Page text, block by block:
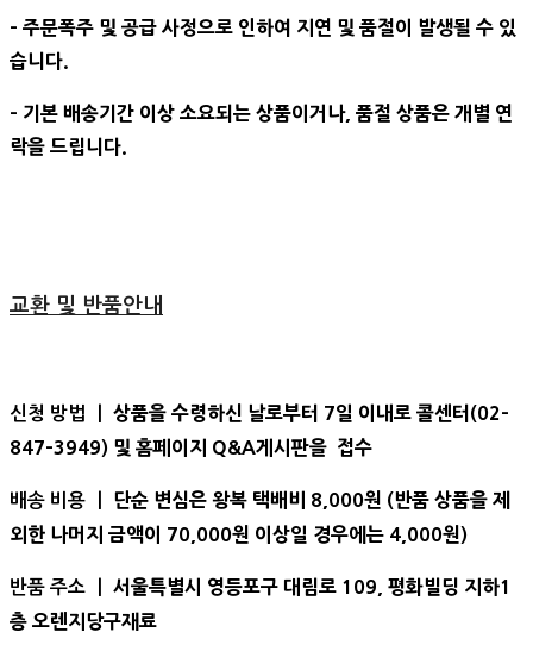
- 주문폭주 및 공급 사정으로 인하여 지연 및 품절이 발생될 수 있
습니다.
- 기본 배송기간 이상 소요되는 상품이거나, 품절 상품은 개별 연
락을 드립니다.
교환 및 반품안내
신청 방법 ㅣ 상품을 수령하신 날로부터 7일 이내로 콜센터(02-
847-3949) 및 홈페이지 Q&A게시판을 접수
배송 비용 ㅣ
단순 변심은 왕복 택배비 8,000원 (반품 상품을 제
외한 나머지 금액이 70,000원 이상일 경우에는 4,000원)
반품 주소 ㅣ 서울특별시 영등포구 대림로 109, 평화빌딩 지하1
층 오렌지당구재료